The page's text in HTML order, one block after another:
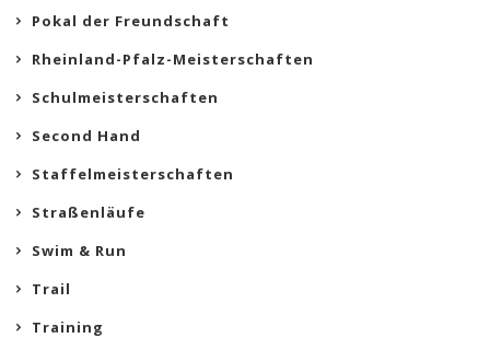
Pokal der Freundschaft
Rheinland-Pfalz-Meisterschaften
Schulmeisterschaften
Second Hand
Staffelmeisterschaften
Straßenläufe
Swim & Run
Trail
Training